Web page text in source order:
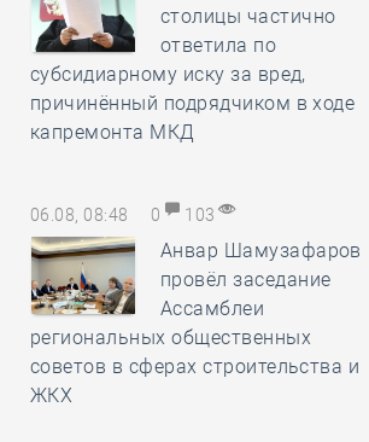
столицы частично
ответила по
субсидиарному иску за вред,
причинённый подрядчиком в ходе
капремонта МКД
06.08, 08:48 0 103
Анвар Шамузафаров
провёл заседание
Ассамблеи
региональных общественных
советов в сферах строительства и
ЖКХ